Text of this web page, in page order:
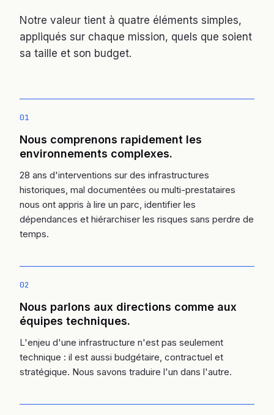
Notre valeur tient à quatre éléments simples,
appliqués sur chaque mission, quels que soient
sa taille et son budget.
01
Nous comprenons rapidement les
environnements complexes.
28 ans d'interventions sur des infrastructures
historiques, mal documentées ou multi-prestataires
nous ont appris à lire un parc, identifier les
dépendances et hiérarchiser les risques sans perdre de
temps.
02
Nous parlons aux directions comme aux
équipes techniques.
L'enjeu d'une infrastructure n'est pas seulement
technique : il est aussi budgétaire, contractuel et
stratégique. Nous savons traduire l'un dans l'autre.